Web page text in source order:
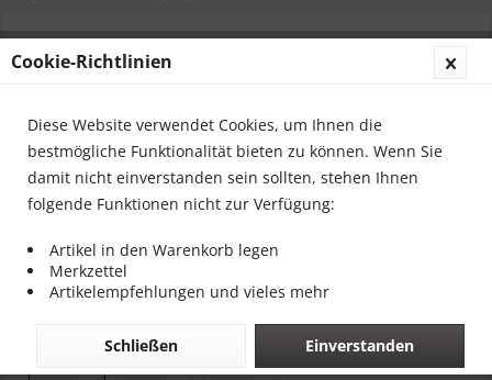
Cookie-Richtlinien
Diese Website verwendet Cookies, um Ihnen die
bestmögliche Funktionalität bieten zu können. Wenn Sie
damit nicht einverstanden sein sollten, stehen Ihnen
folgende Funktionen nicht zur Verfügung:
Artikel in den Warenkorb legen
Merkzettel
Artikelempfehlungen und vieles mehr
Einverstanden
Schließen